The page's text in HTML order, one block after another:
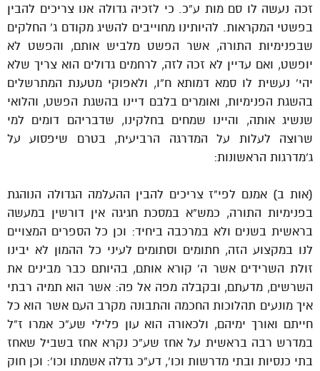
זכה נעשה לו סם מות ע”כ. כי לזכיה גדולה אנו צריכים להבין
בפשטי המקראות. להיותינו מחוייבים להשיג מקודם ג’ החלקים
שבפנימיות התורה, אשר הפשט מלביש אותם, והפשט לא
יופשט, ואם עדיין לא זכה לזה, לרחמים גדולים הוא צריך שלא
יהי’ נעשית לו סמא דמותא ח”ו, ולאפוקי מטענת המתרשלים
בהשגת הפנימיות, ואומרים בלבם דיינו בהשגת הפשט, והלואי
שנשיג אותה, והיינו שמחים בחלקינו, שדבריהם דומים למי
שרוצה לעלות על המדרגה הרביעית, בטרם שיפסוע על
ג’מדרגות הראשונות:
(אות ב) אמנם לפי”ז צריכים להבין ההעלמה הגדולה הנוהגת
בפנימיות התורה, כמש”א במסכת חגיגה אין דורשין במעשה
בראשית בשנים ולא במרכבה ביחיד: וכן כל הספרים המצויים
לנו במקצוע הזה, חתומים וסתומים לעיני כל ההמון לא יבינו
זולת השרידים אשר ה’ קורא אותם, בהיותם כבר מבינים את
השרשים, מדעתם, ובקבלה מפה אל פה: אשר הוא תמיה רבתי
איך מונעים תהלוכות החכמה והתבונה מקרב העם אשר הוא כל
חייתם ואורך ימיהם, ולכאורה הוא עון פלילי שע”כ אמרו ז”ל
במדרש רבה בראשית על אחז שע”כ נקרא אחז בשביל שאחז
בתי כנסיות ובתי מדרשות וכו’, דע”כ גדלה אשמתו וכו’: וכן חוק